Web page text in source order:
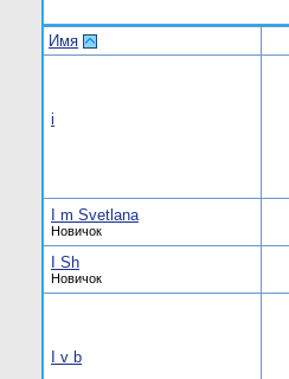
Имя
i
I m Svetlana
Новичок
I Sh
Новичок
I v b